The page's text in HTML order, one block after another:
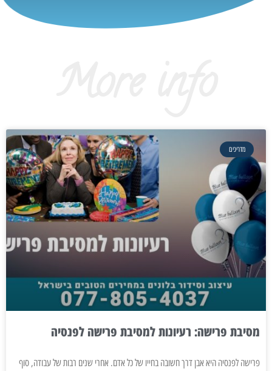
מדריכים
מסיבת פרישה: רעיונות למסיבת פרישה לפנסיה
פרישה לפנסיה היא אבן דרך חשובה בחייו של כל אדם. אחרי שנים רבות של עבודה, סוף